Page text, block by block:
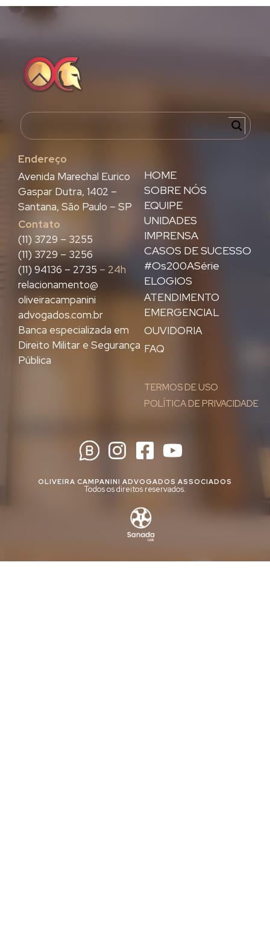
Endereço
HOME
SOBRE NÓS
EQUIPE
UNIDADES
IMPRENSA
CASOS DE SUCESSO
#Os200ASérie
ELOGIOS
ATENDIMENTO
EMERGENCIAL
OUVIDORIA
FAQ
TERMOS DE USO
POLÍTICA DE PRIVACIDADE
Avenida Marechal Eurico
Gaspar Dutra, 1402 –
Santana, São Paulo – SP
Contato
(11) 3729 – 3255
(11) 3729 – 3256
(11) 94136 – 2735 – 24h
relacionamento@
oliveiracampanini
advogados.com.br
Banca especializada em
Direito Militar e Segurança
Pública
OLIVEIRA CAMPANINI ADVOGADOS ASSOCIADOS
Todos os direitos reservados.